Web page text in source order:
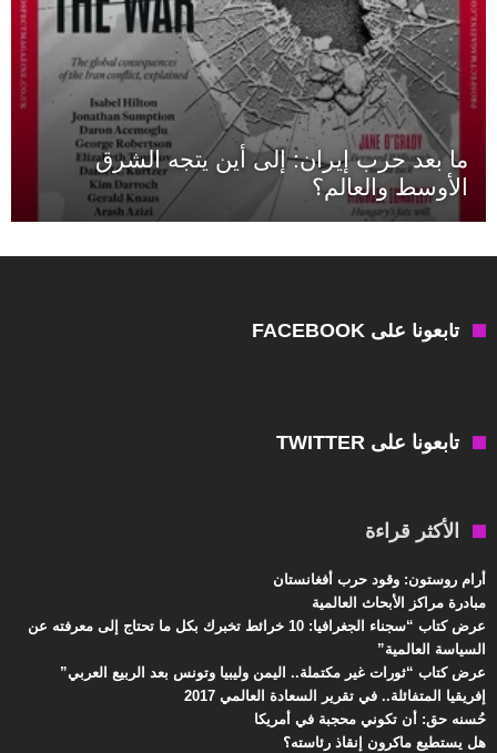
ما بعد حرب إيران: إلى أين يتجه الشرق
الأوسط والعالم؟
تابعونا على FACEBOOK
تابعونا على TWITTER
الأكثر قراءة
أرام روستون: وقود حرب أفغانستان
مبادرة مراكز الأبحاث العالمية
عرض كتاب “سجناء الجغرافيا: 10 خرائط تخبرك بكل ما تحتاج إلى معرفته عن
السياسة العالمية”
عرض كتاب “ثورات غير مكتملة.. اليمن وليبيا وتونس بعد الربيع العربي”
إفريقيا المتفائلة.. في تقرير السعادة العالمي 2017
حُسنه حق: أن تكوني محجبة في أمريكا
هل يستطيع ماكرون إنقاذ رئاسته؟